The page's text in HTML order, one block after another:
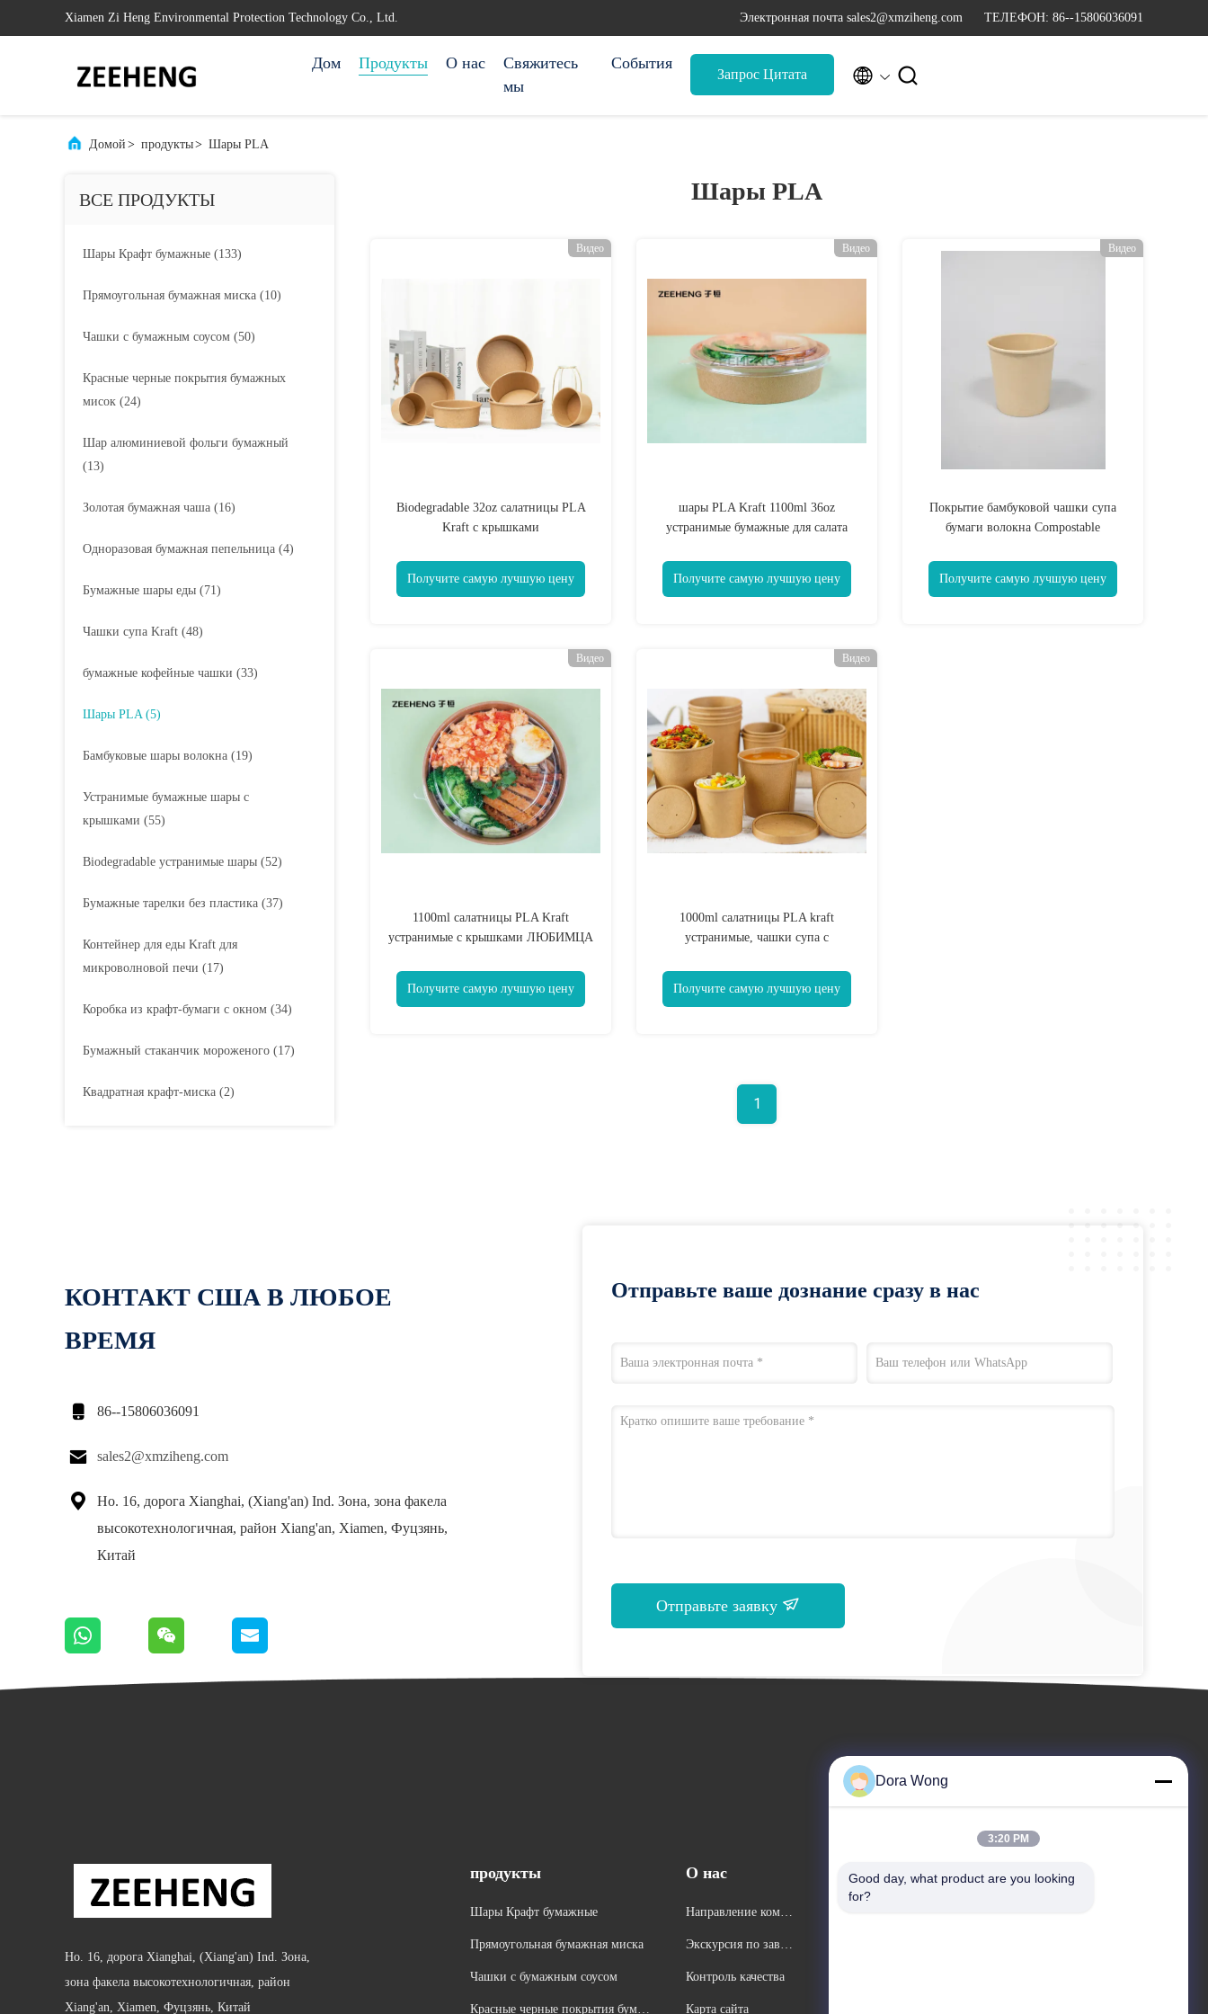
Xiamen Zi Heng Environmental Protection Technology Co., Ltd. Электронная почта sales2@xmziheng.com ТЕЛЕФОН: 86--15806036091
Дом Продукты О нас
Свяжитесь
мы
События
Запрос Цитата  
Домой > продукты> Шары PLA
ВСЕ ПРОДУКТЫ
Шары Крафт бумажные (133)
Прямоугольная бумажная миска (10)
Чашки с бумажным соусом (50)
Красные черные покрытия бумажных
мисок (24)
Шар алюминиевой фольги бумажный
(13)
Золотая бумажная чаша (16)
Одноразовая бумажная пепельница (4)
Бумажные шары еды (71)
Чашки супа Kraft (48)
бумажные кофейные чашки (33)
Шары PLA (5)
Бамбуковые шары волокна (19)
Устранимые бумажные шары с
крышками (55)
Biodegradable устранимые шары (52)
Бумажные тарелки без пластика (37)
Контейнер для еды Kraft для
микроволновой печи (17)
Коробка из крафт-бумаги с окном (34)
Бумажный стаканчик мороженого (17)
Квадратная крафт-миска (2)
Шары PLA
Видео
Biodegradable 32oz салатницы PLA
Kraft с крышками
Получите самую лучшую цену
Видео
шары PLA Kraft 1100ml 36oz
устранимые бумажные для салата
Получите самую лучшую цену
Видео
Покрытие бамбуковой чашки супа
бумаги волокна Compostable
Получите самую лучшую цену
Видео
1100ml салатницы PLA Kraft
устранимые с крышками ЛЮБИМЦА
Получите самую лучшую цену
Видео
1000ml салатницы PLA kraft
устранимые, чашки супа с
Получите самую лучшую цену
1
КОНТАКТ США В ЛЮБОЕ
ВРЕМЯ
 86--15806036091
 sales2@xmziheng.com

Но. 16, дорога Xianghai, (Xiang'an) Ind. Зона, зона факела
высокотехнологичная, район Xiang'an, Xiamen, Фуцзянь,
Китай
Отправьте ваше дознание сразу в нас
Отправьте заявку
Но. 16, дорога Xianghai, (Xiang'an) Ind. Зона,
зона факела высокотехнологичная, район
Xiang'an, Xiamen, Фуцзянь, Китай
продукты
Шары Крафт бумажные
Прямоугольная бумажная миска
Чашки с бумажным соусом
Красные черные покрытия бума
О нас
Направление компа
Экскурсия по завод
Контроль качества
Карта сайта
События
Запрос Цитата
Dora Wong
3:20 PM
Good day, what product are you looking
for?